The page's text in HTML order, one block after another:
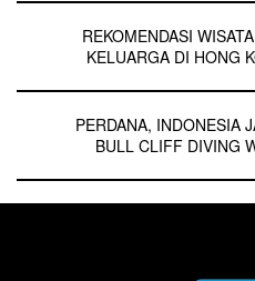
REKOMENDASI
KELUARGA DI HONG
PERDANA, INDONESIA
BULL CLIFF DIVING